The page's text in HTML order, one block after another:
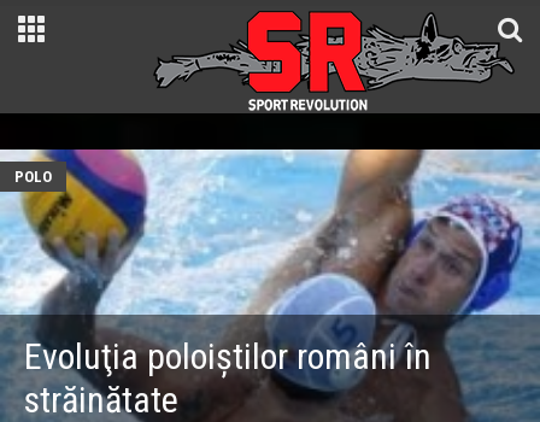
POLO
Evoluţia poloiştilor români în
străinătate